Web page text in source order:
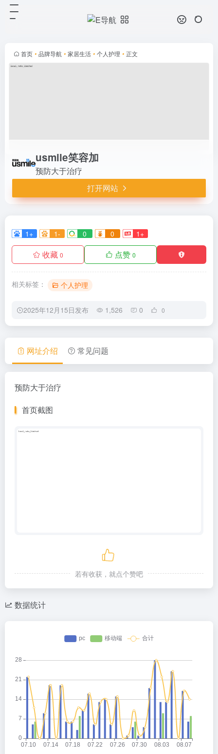
首页 • 品牌导航 • 家居生活 • 个人护理 • 正文
usmile笑容加
预防大于治疗
打开网站
1+ 1- 0 0 1+
收藏 0 点赞 0
相关标签： 个人护理
2025年12月15日发布 1,526 0 0
网址介绍 常见问题
预防大于治疗
首页截图
若有收获，就点个赞吧
数据统计